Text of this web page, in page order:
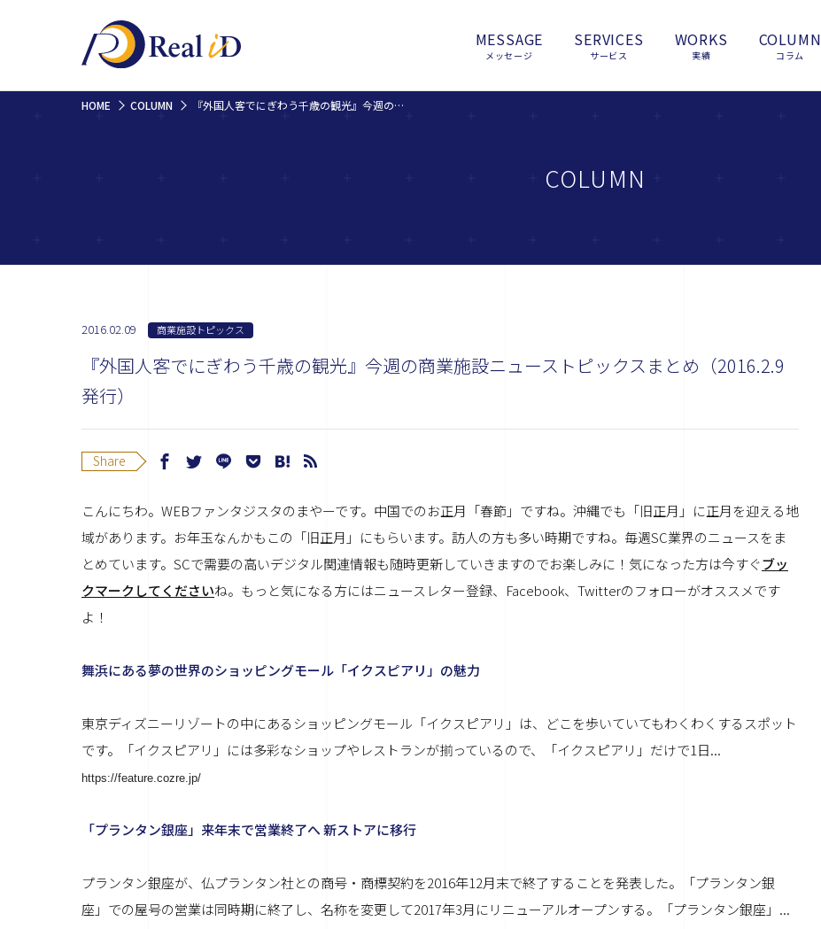
MESSAGE
メッセージ
SERVICES
サービス
WORKS
実績
COLUMN
コラム
HOME COLUMN 『外国人客でにぎわう千歳の観光』今週の商業施設ニューストピックスまとめ（2016.2.9発行）
COLUMN
2016.02.09 商業施設トピックス
『外国人客でにぎわう千歳の観光』今週の商業施設ニューストピックスまとめ（2016.2.9
発行）
Share
こんにちわ。WEBファンタジスタのまやーです。中国でのお正月「春節」ですね。沖縄でも「旧正月」に正月を迎える地
域があります。お年玉なんかもこの「旧正月」にもらいます。訪人の方も多い時期ですね。毎週SC業界のニュースをま
とめています。SCで需要の高いデジタル関連情報も随時更新していきますのでお楽しみに！ 気になった方は今すぐブッ
クマークしてくださいね。もっと気になる方にはニュースレター登録、 Facebook、 Twitterのフォローがオススメです
よ！
舞浜にある夢の世界のショッピングモール「イクスピアリ」の魅力
東京ディズニーリゾートの中にあるショッピングモール「イクスピアリ」は、どこを歩いていてもわくわくするスポット
です。「イクスピアリ」には多彩なショップやレストランが揃っているので、「イクスピアリ」だけで1日...
https://feature.cozre.jp/
「プランタン銀座」来年末で営業終了へ 新ストアに移行
プランタン銀座が、仏プランタン社との商号・商標契約を2016年12月末で終了することを発表した。「プランタン銀
座」での屋号の営業は同時期に終了し、名称を変更して2017年3月にリニューアルオープンする。「プランタン銀座」...